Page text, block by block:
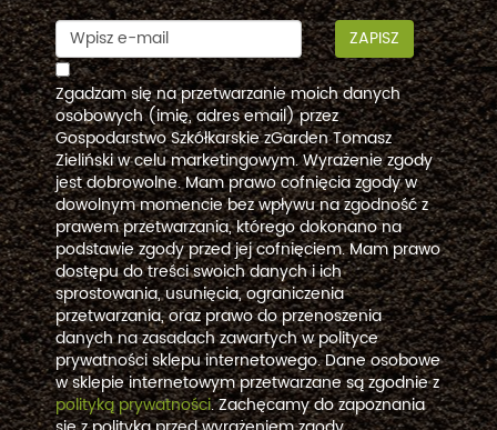
ZAPISZ
Zgadzam się na przetwarzanie moich danych
osobowych (imię, adres email) przez
Gospodarstwo Szkółkarskie zGarden Tomasz
Zieliński w celu marketingowym. Wyrażenie zgody
jest dobrowolne. Mam prawo cofnięcia zgody w
dowolnym momencie bez wpływu na zgodność z
prawem przetwarzania, którego dokonano na
podstawie zgody przed jej cofnięciem. Mam prawo
dostępu do treści swoich danych i ich
sprostowania, usunięcia, ograniczenia
przetwarzania, oraz prawo do przenoszenia
danych na zasadach zawartych w polityce
prywatności sklepu internetowego. Dane osobowe
w sklepie internetowym przetwarzane są zgodnie z
polityką prywatności. Zachęcamy do zapoznania